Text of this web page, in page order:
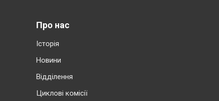
Про нас
Історія
Новини
Відділення
Циклові комісії